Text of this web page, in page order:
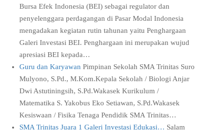
Bursa Efek Indonesia (BEI) sebagai regulator dan
penyelenggara perdagangan di Pasar Modal Indonesia
mengadakan kegiatan rutin tahunan yaitu Penghargaan
Galeri Investasi BEI. Penghargaan ini merupakan wujud
apresiasi BEI kepada…
Guru dan Karyawan Pimpinan Sekolah SMA Trinitas Suro
Mulyono, S.Pd., M.Kom.Kepala Sekolah / Biologi Anjar
Dwi Astutiningsih, S.Pd.Wakasek Kurikulum /
Matematika S. Yakobus Eko Setiawan, S.Pd.Wakasek
Kesiswaan / Fisika Tenaga Pendidik SMA Trinitas…
SMA Trinitas Juara 1 Galeri Investasi Edukasi… Salam